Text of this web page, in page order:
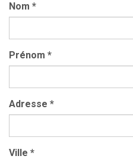
Nom *
Prénom *
Adresse *
Ville *